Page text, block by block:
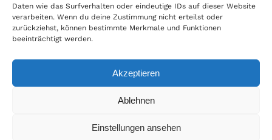
Daten wie das Surfverhalten oder eindeutige IDs auf dieser Website
verarbeiten. Wenn du deine Zustimmung nicht erteilst oder
zurückziehst, können bestimmte Merkmale und Funktionen
beeinträchtigt werden.
Akzeptieren
Ablehnen
Einstellungen ansehen
und unterstützen fairen Onlinehandel.
© Copyright 2026 | World of Coins |Impressum|Datenschutz|Cookie
|Zahlung & Versand